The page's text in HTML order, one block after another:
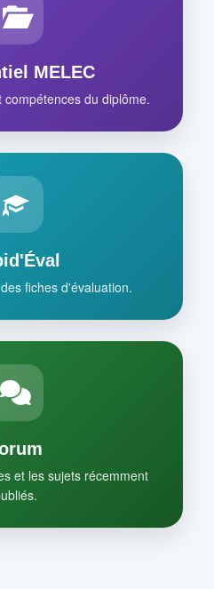
MELEC
du diplôme.
fiches d'évaluation.
et les sujets récemment